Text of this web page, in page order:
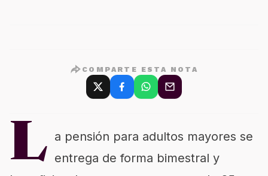
COMPARTE ESTA NOTA
L a pensión para adultos mayores se
entrega de forma bimestral y